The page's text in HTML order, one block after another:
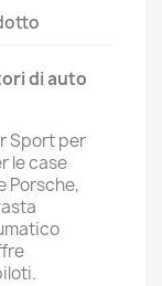
di auto
Sport per
le case
Porsche,